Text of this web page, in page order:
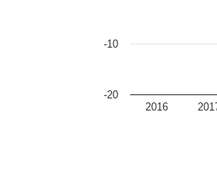
2016
-20
-10